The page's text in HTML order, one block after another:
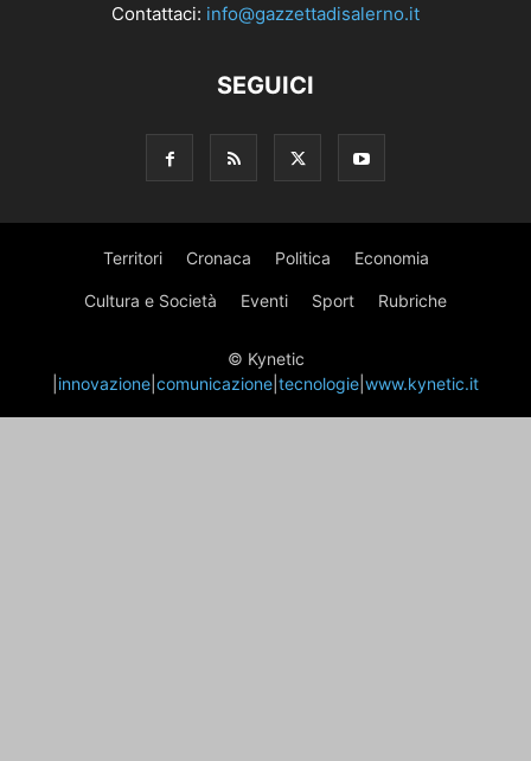
Contattaci: info@gazzettadisalerno.it
SEGUICI
Territori Cronaca Politica Economia
Cultura e Società Eventi Sport Rubriche
© Kynetic
innovazione comunicazione tecnologie www.kynetic.it